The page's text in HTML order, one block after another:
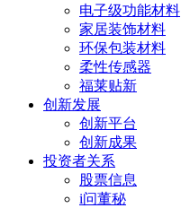
电子级功能材料
家居装饰材料
环保包装材料
柔性传感器
福莱贴新
创新发展
创新平台
创新成果
投资者关系
股票信息
i问董秘